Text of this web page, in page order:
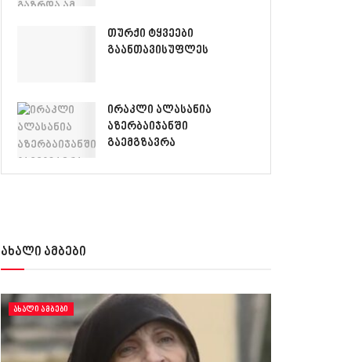
თურქი ტყვეები
გაანთავისუფლეს
ირაკლი ალასანია
აზერბაიჯანში
გაემგზავრა
ახალი ამბები
ᲐᲮᲐᲚᲘ ᲐᲛᲑᲔᲑᲘ